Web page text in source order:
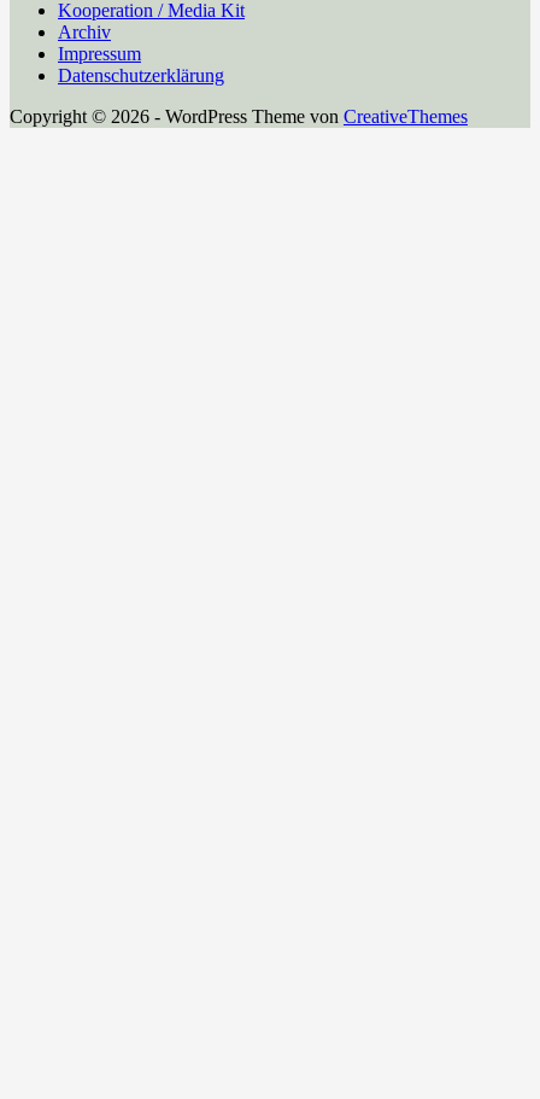
Kooperation / Media Kit
Archiv
Impressum
Datenschutzerklärung
Copyright © 2026 - WordPress Theme von CreativeThemes